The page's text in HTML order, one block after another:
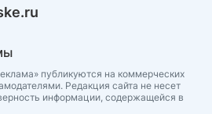
публикуются на коммерческих
Редакция сайта не несет
информации, содержащейся в